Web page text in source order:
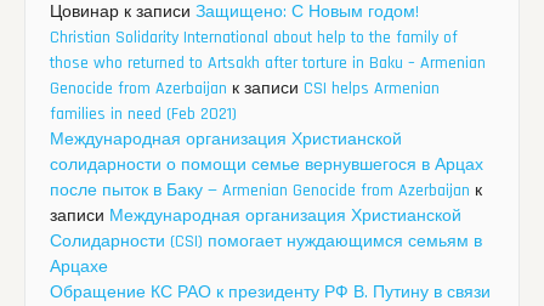
Цовинар к записи Защищено: С Новым годом!
Christian Solidarity International about help to the family of
those who returned to Artsakh after torture in Baku – Armenian
Genocide from Azerbaijan к записи CSI helps Armenian
families in need (Feb 2021)
Международная организация Христианской
солидарности о помощи семье вернувшегося в Арцах
после пыток в Баку — Armenian Genocide from Azerbaijan к
записи Международная организация Христианской
Солидарности (CSI) помогает нуждающимся семьям в
Арцахе
Обращение КС РАО к президенту РФ В. Путину в связи